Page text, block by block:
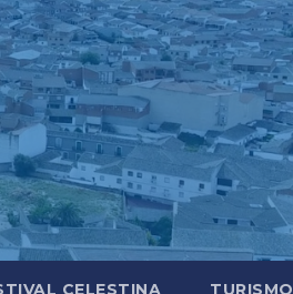
CELESTINA TURISMO